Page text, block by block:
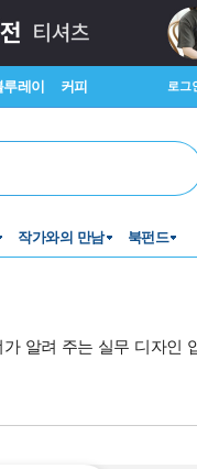
루레이 커피 로그
작가와의 만남 북펀드
알려 주는 실무 디자인